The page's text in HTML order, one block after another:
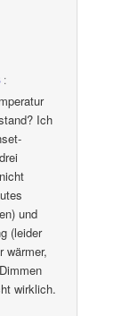
:
Ich
und
(leider
wärmer,
wirklich.